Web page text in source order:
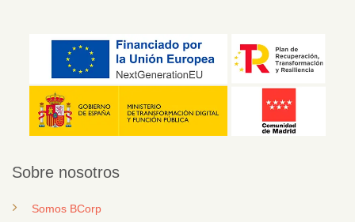
Sobre nosotros
Somos BCorp